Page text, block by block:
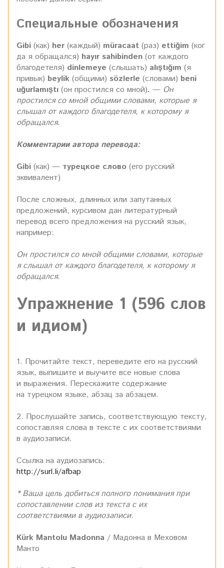
Специальные обозначения
Gibi (как) her (каждый) müracaat (раз) ettiğim (ког
да я обращался) hayır sahibinden (от каждого
благодетеля) dinlemeye (слышать) alıştığım (я
привык) beylik (общими) sözlerle (словами) beni
uğurlamıştı (он простился со мной). — Он
простился со мной общими словами, которые я
слышал от каждого благодетеля, к которому я
обращался.
Комментарии автора перевода:
Gibi (как) — турецкое слово (его русский
эквивалент)
После сложных, длинных или запутанных
предложений, курсивом дан литературный
перевод всего предложения на русский язык,
например:
Он простился со мной общими словами, которые
я слышал от каждого благодетеля, к которому я
обращался.
Упражнение 1 (596 слов
и идиом)
1. Прочитайте текст, переведите его на русский
язык, выпишите и выучите все новые слова
и выражения. Перескажите содержание
на турецком языке, абзац за абзацем.
2. Прослушайте запись, соответствующую тексту,
сопоставляя слова в тексте с их соответствиями
в аудиозаписи.
Ссылка на аудиозапись:
http://surl.li/afbap
* Ваша цель добиться полного понимания при
сопоставлении слов из текста с их
соответствиями в аудиозаписи.
Kürk Mantolu Madonna / Мадонна в Меховом
Манто